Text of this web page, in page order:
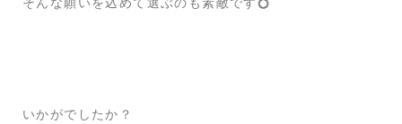
いかがでしたか？